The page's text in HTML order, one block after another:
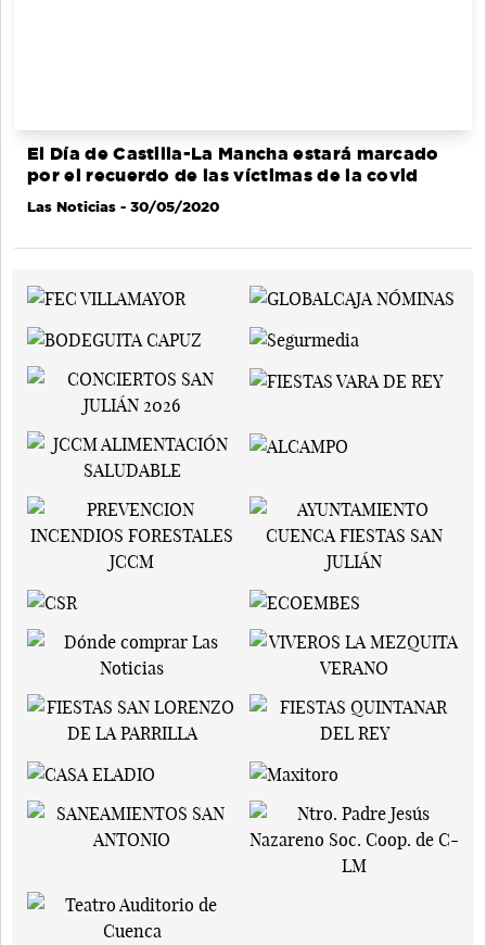
El Día de Castilla-La Mancha estará marcado
por el recuerdo de las víctimas de la covid
Las Noticias - 30/05/2020